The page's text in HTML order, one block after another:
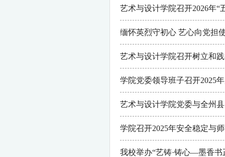
艺术与设计学院召开2026年“
缅怀英烈守初心 艺心向党担
艺术与设计学院召开树立和
学院党委领导班子召开2025
艺术与设计学院党委与全州
学院召开2025年安全稳定与
我校举办“艺铸·铸心—墨香